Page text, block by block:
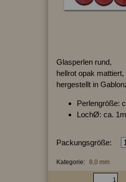
Glasperlen rund,
hellrot opak mattiert,
hergestellt in
Perlengröße:
LochØ: ca.
Packungsgröße:
Kategorie: 8,0 mm